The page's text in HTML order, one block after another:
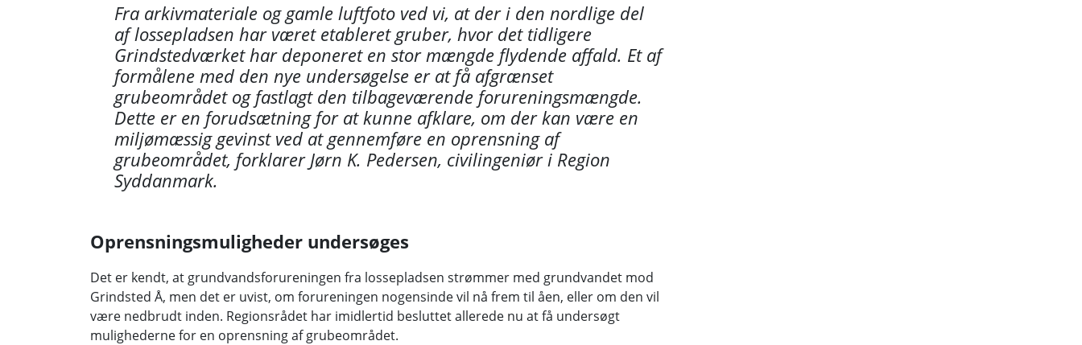
Fra arkivmateriale og gamle luftfoto ved vi, at der i den nordlige del
af lossepladsen har været etableret gruber, hvor det tidligere
Grindstedværket har deponeret en stor mængde flydende affald. Et af
formålene med den nye undersøgelse er at få afgrænset
grubeområdet og fastlagt den tilbageværende forureningsmængde.
Dette er en forudsætning for at kunne afklare, om der kan være en
miljømæssig gevinst ved at gennemføre en oprensning af
grubeområdet, forklarer Jørn K. Pedersen, civilingeniør i Region
Syddanmark.
Oprensningsmuligheder undersøges
Det er kendt, at grundvandsforureningen fra lossepladsen strømmer med grundvandet mod
Grindsted Å, men det er uvist, om forureningen nogensinde vil nå frem til åen, eller om den vil
være nedbrudt inden. Regionsrådet har imidlertid besluttet allerede nu at få undersøgt
mulighederne for en oprensning af grubeområdet.